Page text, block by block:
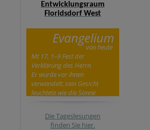
Entwicklungsraum
Floridsdorf West
Evangelium
von heute
Mt 17, 1–9 Fest der
Verklärung des Herrn
Er wurde vor ihnen
verwandelt; sein Gesicht
leuchtete wie die Sonne
Die Tageslesungen
finden Sie hier.